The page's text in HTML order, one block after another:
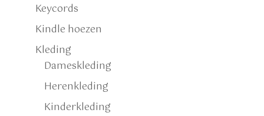
Keycords
Kindle hoezen
Kleding
Dameskleding
Herenkleding
Kinderkleding